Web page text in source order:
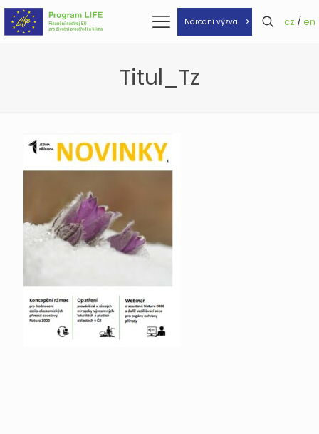
Národní výzva cz / en
Titul_Tz